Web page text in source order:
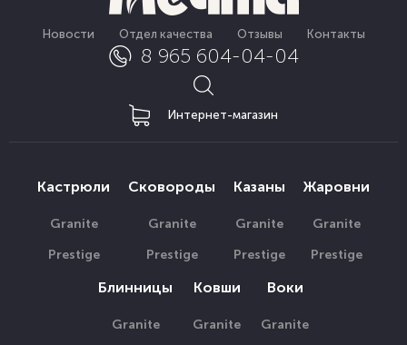
Новости Отдел качества Отзывы Контакты
8 965 604-04-04
Интернет-магазин
Кастрюли
Granite
Prestige
Сковороды
Granite
Prestige
Казаны
Granite
Prestige
Жаровни
Granite
Prestige
Блинницы
Granite
Ковши
Granite
Воки
Granite